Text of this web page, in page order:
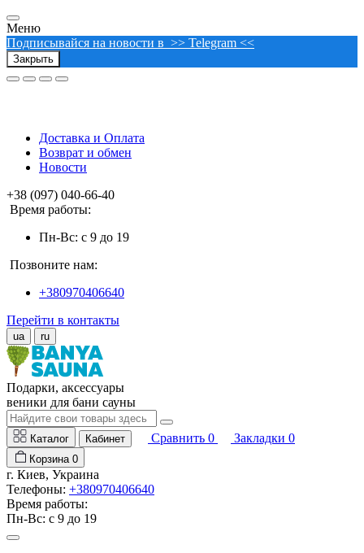
Меню
Подписывайся на новости в >> Telegram <<
Закрыть
Доставка и Оплата
Возврат и обмен
Новости
+38 (097) 040-66-40
Время работы:
Пн-Вс: с 9 до 19
Позвоните нам:
+380970406640
Перейти в контакты
ua ru
Подарки, аксессуары
веники для бани сауны
Каталог Кабинет Сравнить 0 Закладки 0
Корзина 0
г. Киев, Украина
Телефоны: +380970406640
Время работы:
Пн-Вс: с 9 до 19